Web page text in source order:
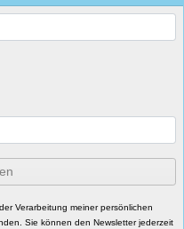
Verarbeitung meiner persönlichen
Sie können den Newsletter jederzeit